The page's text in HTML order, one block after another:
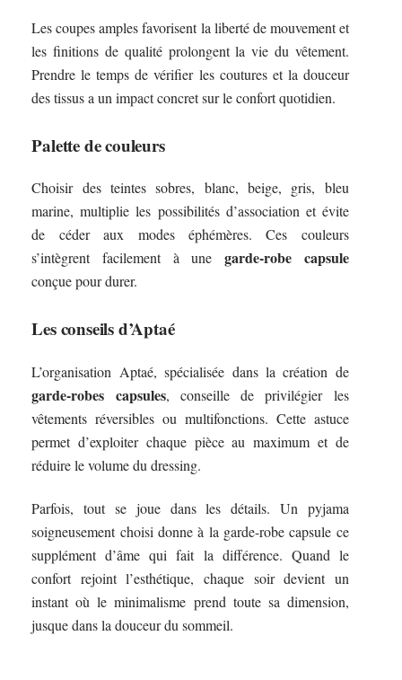
Les coupes amples favorisent la liberté de mouvement et
les finitions de qualité prolongent la vie du vêtement.
Prendre le temps de vérifier les coutures et la douceur
des tissus a un impact concret sur le confort quotidien.
Palette de couleurs
Choisir des teintes sobres, blanc, beige, gris, bleu
marine, multiplie les possibilités d’association et évite
de céder aux modes éphémères. Ces couleurs
s’intègrent facilement à une garde-robe capsule
conçue pour durer.
Les conseils d’Aptaé
L’organisation Aptaé, spécialisée dans la création de
garde-robes capsules, conseille de privilégier les
vêtements réversibles ou multifonctions. Cette astuce
permet d’exploiter chaque pièce au maximum et de
réduire le volume du dressing.
Parfois, tout se joue dans les détails. Un pyjama
soigneusement choisi donne à la garde-robe capsule ce
supplément d’âme qui fait la différence. Quand le
confort rejoint l’esthétique, chaque soir devient un
instant où le minimalisme prend toute sa dimension,
jusque dans la douceur du sommeil.